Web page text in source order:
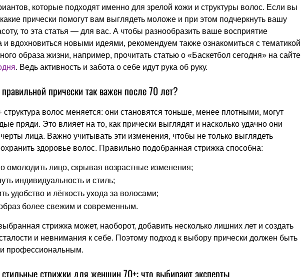
которые подходят именно для зрелой кожи и структуры волос. Если вы
какие прически помогут вам выглядеть моложе и при этом подчеркнуть вашу
то эта статья — для вас. А чтобы разнообразить ваше восприятие
и вдохновиться новыми идеями, рекомендуем также ознакомиться с тематикой
образа жизни, например, прочитать статью о «Баскетбол сегодня» на сайте
. Ведь активность и забота о себе идут рука об руку.
прически так важен после 70 лет?
структура волос меняется: они становятся тоньше, менее плотными, могут
пряди. Это влияет на то, как прически выглядят и насколько удачно они
лица. Важно учитывать эти изменения, чтобы не только выглядеть
здоровье волос. Правильно подобранная стрижка способна:
омолодить лицо, скрывая возрастные изменения;
индивидуальность и стиль;
удобство и лёгкость ухода за волосами;
более свежим и современным.
стрижка может, наоборот, добавить несколько лишних лет и создать
и невнимания к себе. Поэтому подход к выбору прически должен быть
профессиональным.
стрижки для женщин 70+: что выбирают эксперты